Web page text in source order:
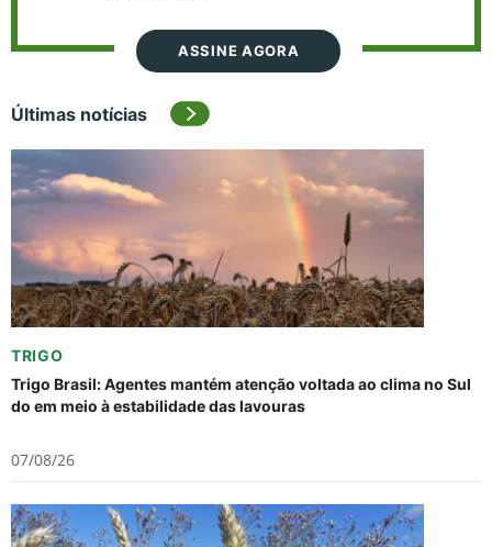
ASSINE AGORA
Últimas notícias
TRIGO
Trigo Brasil: Agentes mantém atenção voltada ao clima no Sul
do em meio à estabilidade das lavouras
07/08/26